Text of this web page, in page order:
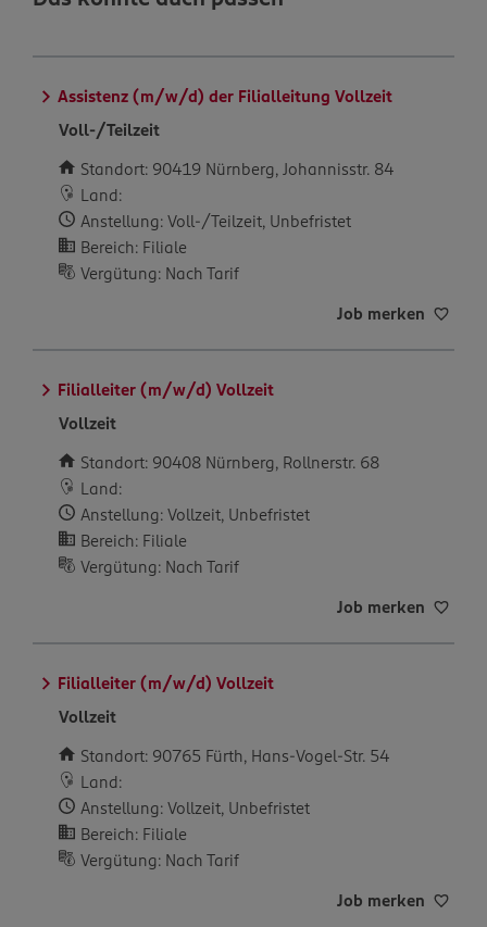
Assistenz (m/w/d) der Filialleitung Vollzeit
Voll-/Teilzeit
Standort: 90419 Nürnberg, Johannisstr. 84
Land:
Anstellung: Voll-/Teilzeit, Unbefristet
Bereich: Filiale
Vergütung: Nach Tarif
Job merken
Filialleiter (m/w/d) Vollzeit
Vollzeit
Standort: 90408 Nürnberg, Rollnerstr. 68
Land:
Anstellung: Vollzeit, Unbefristet
Bereich: Filiale
Vergütung: Nach Tarif
Job merken
Filialleiter (m/w/d) Vollzeit
Vollzeit
Standort: 90765 Fürth, Hans-Vogel-Str. 54
Land:
Anstellung: Vollzeit, Unbefristet
Bereich: Filiale
Vergütung: Nach Tarif
Job merken